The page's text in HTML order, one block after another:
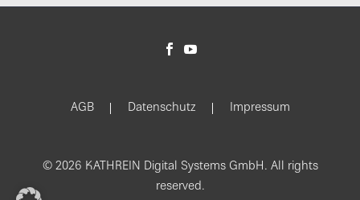
AGB Datenschutz Impressum
© 2026 KATHREIN Digital Systems GmbH. All rights
reserved.